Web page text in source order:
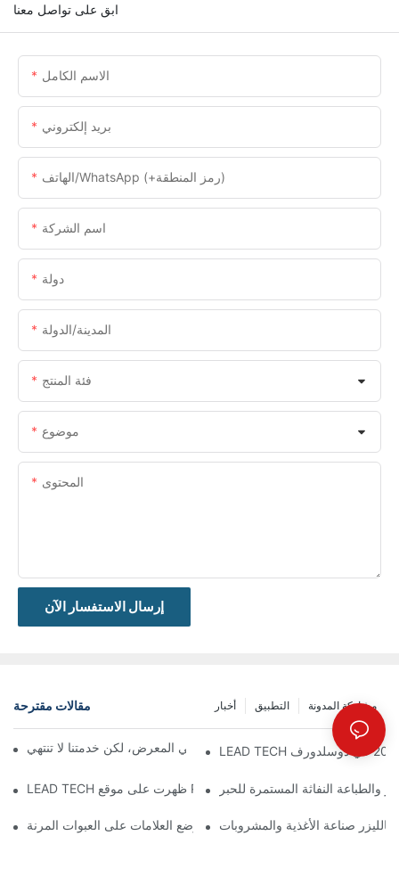
ابق على تواصل معنا
الاسم الكامل
بريد إلكتروني
الهاتف/WhatsApp (+رمز المنطقة)
اسم الشركة
دولة
المدينة/الدولة
فئة المنتج
موضوع
المحتوى
إرسال الاستفسار الآن
مقالات مقترحة مشاركة المدونة التطبيق أخبار
معرض بروباك الصين 2026 | ينتهي المعرض، لكن خدمتنا لا تنتهي
والطباعة النفاثة المستمرة للحبر
اختيار أفضل التقنيات لترميز ووضع العلامات على العبوات المرنة
بالليزر صناعة الأغذية والمشروبات